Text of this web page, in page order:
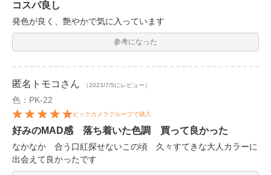
コスパ良し
発色が良く、艶やかで気に入っています
参考になった
匿名トモコ さん （2023/7/5にレビュー）
色：PK-22
ビックカメラグループで購入
好みのMAD感 落ち着いた色調 買って良かった
なかなか 合う口紅探せないこの頃 久々すてきな大人カラーに
出会えて良かったです